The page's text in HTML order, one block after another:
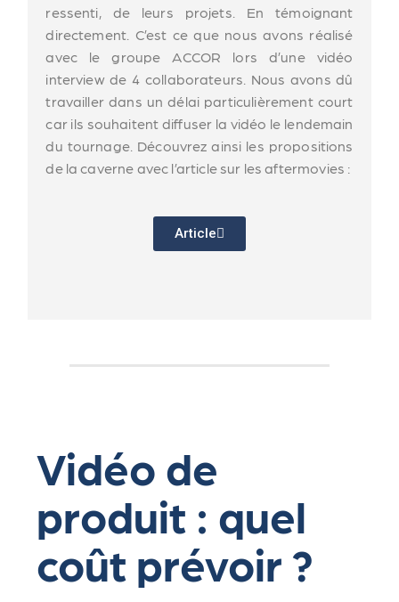
ressenti, de leurs projets. En témoignant
directement. C’est ce que nous avons réalisé
avec le groupe ACCOR lors d’une vidéo
interview de 4 collaborateurs. Nous avons dû
travailler dans un délai particulièrement court
car ils souhaitent diffuser la vidéo le lendemain
du tournage. Découvrez ainsi les propositions
de la caverne avec l’article sur les aftermovies :
Article
Vidéo de
produit : quel
coût prévoir ?